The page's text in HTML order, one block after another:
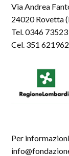
Via Andrea
24020 Rovetta
Tel. 0346 73523
Cel. 351
Per